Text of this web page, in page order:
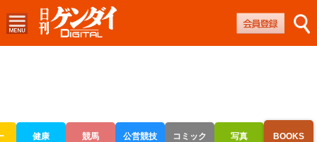
健康 競馬 公営競技 コミック 写真 BOOKS